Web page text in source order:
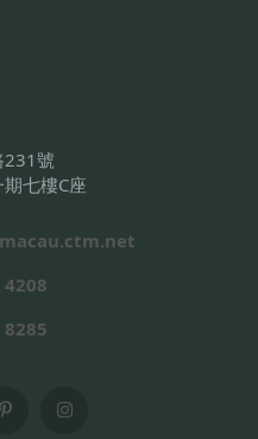
231號
七樓C座
4208
8285